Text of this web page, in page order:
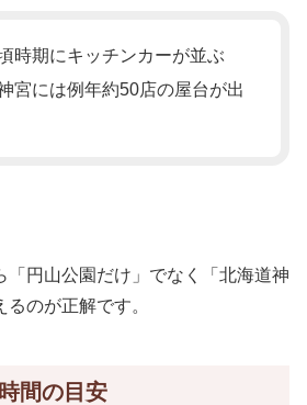
時期にキッチンカーが並ぶ
宮には例年約50店の屋台が出
「円山公園だけ」でなく「北海道神
のが正解です。
間の目安